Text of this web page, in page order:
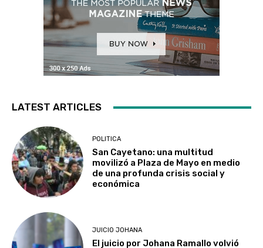
LATEST ARTICLES
POLITICA
San Cayetano: una multitud
movilizó a Plaza de Mayo en medio
de una profunda crisis social y
económica
JUICIO JOHANA
El juicio por Johana Ramallo volvió